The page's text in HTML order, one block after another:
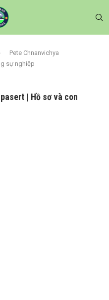
Pete Chnanvichya
sự nghiệp
| Hồ sơ và con